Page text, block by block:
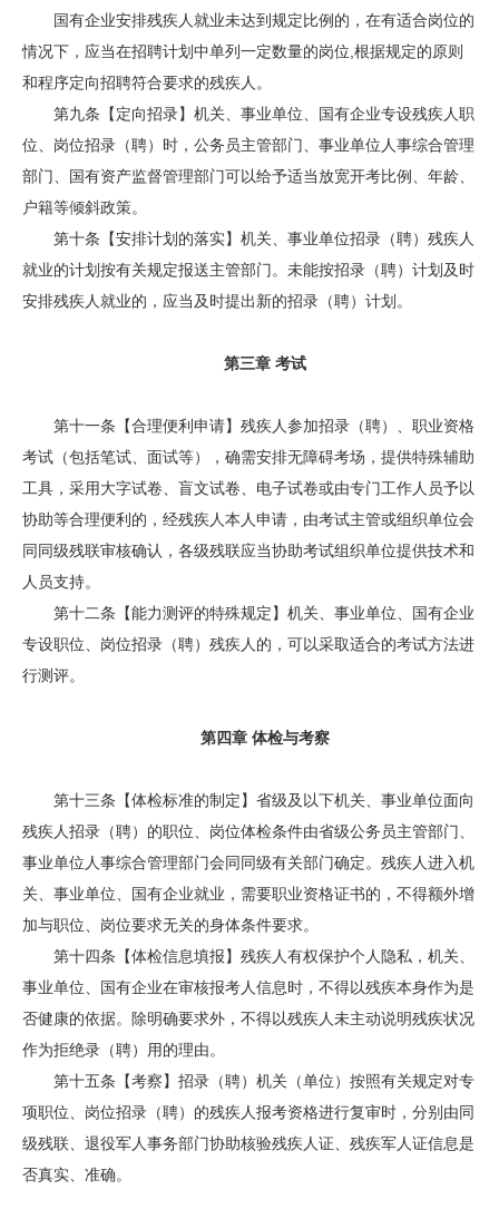
国有企业安排残疾人就业未达到规定比例的，在有适合岗位的
情况下，应当在招聘计划中单列一定数量的岗位,根据规定的原则
和程序定向招聘符合要求的残疾人。
第九条【定向招录】机关、事业单位、国有企业专设残疾人职
位、岗位招录（聘）时，公务员主管部门、事业单位人事综合管理
部门、国有资产监督管理部门可以给予适当放宽开考比例、年龄、
户籍等倾斜政策。
第十条【安排计划的落实】机关、事业单位招录（聘）残疾人
就业的计划按有关规定报送主管部门。未能按招录（聘）计划及时
安排残疾人就业的，应当及时提出新的招录（聘）计划。
第三章 考试
第十一条【合理便利申请】残疾人参加招录（聘）、职业资格
考试（包括笔试、面试等），确需安排无障碍考场，提供特殊辅助
工具，采用大字试卷、盲文试卷、电子试卷或由专门工作人员予以
协助等合理便利的，经残疾人本人申请，由考试主管或组织单位会
同同级残联审核确认，各级残联应当协助考试组织单位提供技术和
人员支持。
第十二条【能力测评的特殊规定】机关、事业单位、国有企业
专设职位、岗位招录（聘）残疾人的，可以采取适合的考试方法进
行测评。
第四章 体检与考察
第十三条【体检标准的制定】省级及以下机关、事业单位面向
残疾人招录（聘）的职位、岗位体检条件由省级公务员主管部门、
事业单位人事综合管理部门会同同级有关部门确定。残疾人进入机
关、事业单位、国有企业就业，需要职业资格证书的，不得额外增
加与职位、岗位要求无关的身体条件要求。
第十四条【体检信息填报】残疾人有权保护个人隐私，机关、
事业单位、国有企业在审核报考人信息时，不得以残疾本身作为是
否健康的依据。除明确要求外，不得以残疾人未主动说明残疾状况
作为拒绝录（聘）用的理由。
第十五条【考察】招录（聘）机关（单位）按照有关规定对专
项职位、岗位招录（聘）的残疾人报考资格进行复审时，分别由同
级残联、退役军人事务部门协助核验残疾人证、残疾军人证信息是
否真实、准确。